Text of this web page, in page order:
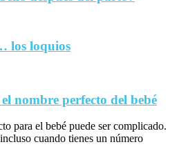
los loquios
nombre perfecto del bebé
para el bebé puede ser complicado.
cuando tienes un número